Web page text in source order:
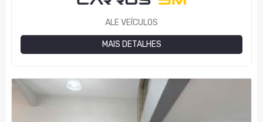
ALE VEÍCULOS
MAIS DETALHES